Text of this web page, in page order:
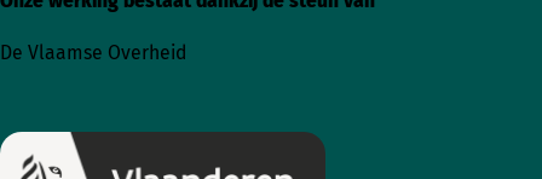
InstagramFacebook
De Vlaamse Overheid